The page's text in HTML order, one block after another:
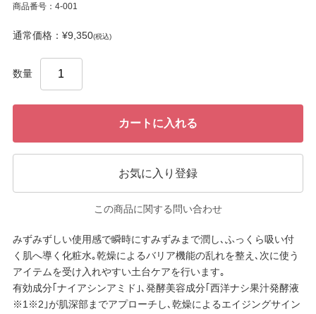
商品番号：4-001
通常価格：¥9,350(税込)
数量
カートに入れる
お気に入り登録
この商品に関する問い合わせ
みずみずしい使用感で瞬時にすみずみまで潤し､ふっくら吸い付
く肌へ導く化粧水｡乾燥によるバリア機能の乱れを整え､次に使う
アイテムを受け入れやすい土台ケアを行います｡
有効成分｢ナイアシンアミド｣､発酵美容成分｢西洋ナシ果汁発酵液
※1※2｣が肌深部までアプローチし､乾燥によるエイジングサイン